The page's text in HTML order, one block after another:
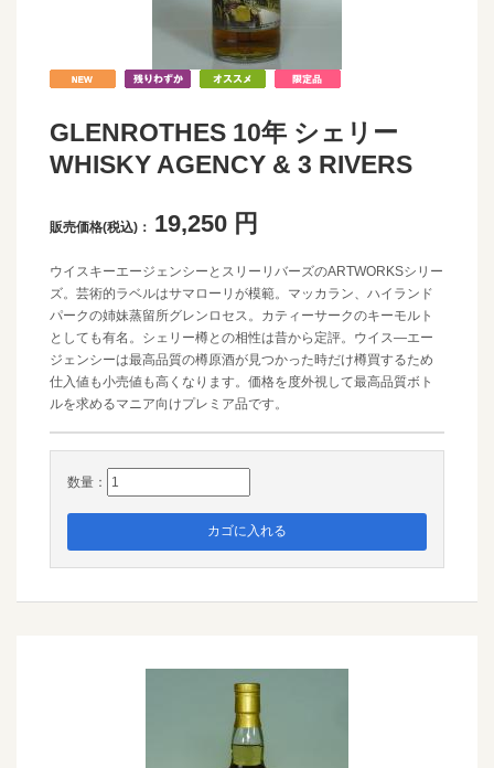
GLENROTHES 10年 シェリー
WHISKY AGENCY & 3 RIVERS
販売価格(税込)： 19,250 円
ウイスキーエージェンシーとスリーリバーズのARTWORKSシリー
ズ。芸術的ラベルはサマローリが模範。マッカラン、ハイランド
パークの姉妹蒸留所グレンロセス。カティーサークのキーモルト
としても有名。シェリー樽との相性は昔から定評。ウイス―エー
ジェンシーは最高品質の樽原酒が見つかった時だけ樽買するため
仕入値も小売値も高くなります。価格を度外視して最高品質ボト
ルを求めるマニア向けプレミア品です。
数量：